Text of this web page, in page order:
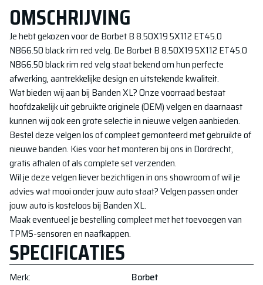
OMSCHRIJVING
Je hebt gekozen voor de Borbet B 8.50X19 5X112 ET45.0
NB66.50 black rim redvelg. De Borbet B 8.50X19 5X112 ET45.0
NB66.50 black rim redvelg staat bekend om hun perfecte
afwerking, aantrekkelijke design en uitstekende kwaliteit.
Wat bieden wij aan bij Banden XL? Onze voorraad bestaat
hoofdzakelijk uit gebruikte originele (OEM) velgen en daarnaast
kunnen wij ook een grote selectie in nieuwe velgen aanbieden.
Bestel deze velgen los of compleet gemonteerd met gebruikte of
nieuwe banden. Kies voor het monteren bij ons in Dordrecht,
gratis afhalen of als complete set verzenden.
Wil je deze velgen liever bezichtigen in ons showroom of wil je
advies wat mooi onder jouw auto staat? Velgen passen onder
jouw auto is kosteloos bij Banden XL.
Maak eventueel je bestelling compleet met het toevoegen van
TPMS-sensoren en naafkappen.
SPECIFICATIES
Merk:
Borbet